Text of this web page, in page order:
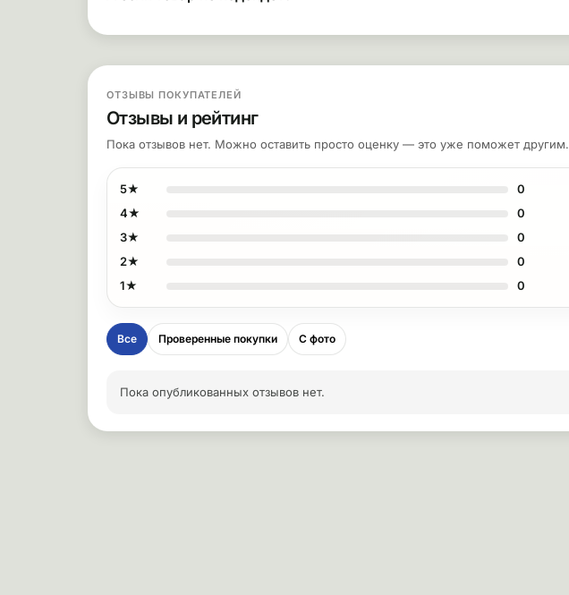
ОТЗЫВЫ ПОКУПАТЕЛЕЙ
Отзывы и рейтинг
Пока отзывов нет. Можно оставить просто оценку — это уже поможет другим.
5★
0
4★
0
3★
0
2★
0
1★
0
Все Проверенные покупки С фото
Пока опубликованных отзывов нет.